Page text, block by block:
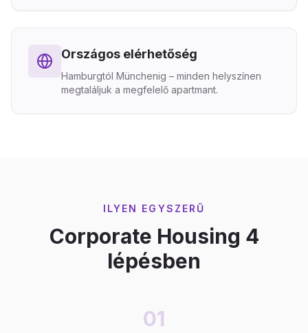
Országos elérhetőség
Hamburgtól Münchenig – minden helyszínen
megtaláljuk a megfelelő apartmant.
ILYEN EGYSZERŰ
Corporate Housing 4
lépésben
01